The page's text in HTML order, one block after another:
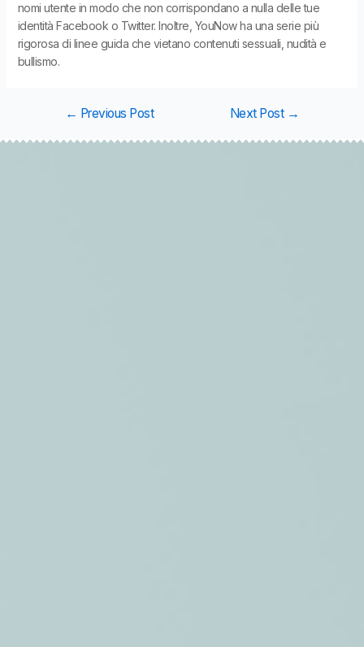
nomi utente in modo che non corrispondano a nulla delle tue
identità Facebook o Twitter. Inoltre, YouNow ha una serie più
rigorosa di linee guida che vietano contenuti sessuali, nudità e
bullismo.
← Previous Post Next Post →